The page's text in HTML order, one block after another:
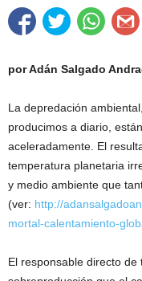
por Adán Salgado
La depredación
producimos a diario,
aceleradamente. El
temperatura planetaria
y medio ambiente que
(ver: http://
mortal-calentamiento-
El responsable directo